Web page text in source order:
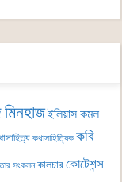
ইলিয়াস কমল
কথাসাহিত্যিক কবি
সংকলন কালচারকোটেশন্স